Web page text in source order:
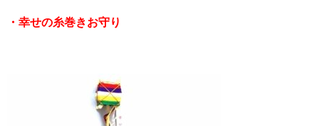
・幸せの糸巻きお守り